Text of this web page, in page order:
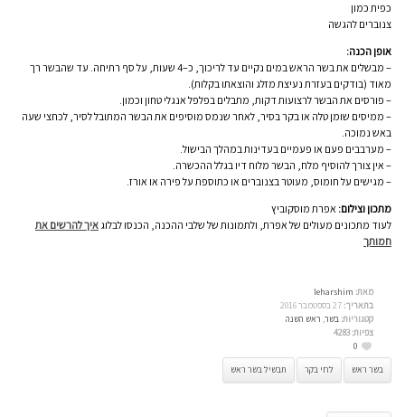
כפית כמון
צנוברים להגשה
אופן הכנה:
– מבשלים את בשר הראש במים נקיים עד לריכוך, כ–4 שעות, על סף רתיחה. עד שהבשר רך
מאוד (בודקים בעזרת נעיצת מזלג והוצאתו בקלות).
– פורסים את הבשר לרצועות דקות, מתבלים בפלפל אנגלי טחון וכמון.
– ממיסים שומן טלה או בקר בסיר, לאחר שנמס מוסיפים את הבשר המתובל לסיר, לכחצי שעה
באש נמוכה.
– מערבבים פעם או פעמיים בעדינות במהלך הבישול.
– אין צורך להוסיף מלח, הבשר מלוח דיו בגלל ההכשרה.
– מגישים על חומוס, מעוטר בצנוברים או כתוספת על פירה או אורז.
מתכון וצילום: אפרת מוסקוביץ
לעוד מתכונים מעולים של אפרת, ולתמונות של שלבי ההכנה, הכנסו לבלוג איך להרשים את
חמותך
מאת: leharshim
בתאריך:
קטגוריות: בשר, ראש השנה
צפיות: 4283
0
בשר ראש
לחי בקר תבשיל בשר ראש